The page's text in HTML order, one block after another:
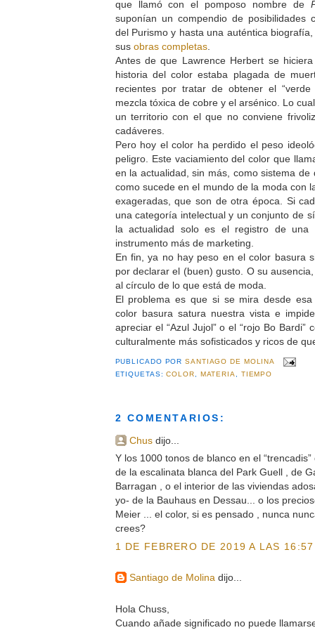
que llamó con el pomposo nombre de
suponían un compendio de posibilidades
del Purismo y hasta una auténtica
sus obras completas.
Antes de que Lawrence Herbert se
historia del color estaba plagada de
recientes por tratar de obtener el
mezcla tóxica de cobre y el arsénico. Lo
un territorio con el que no conviene
cadáveres.
Pero hoy el color ha perdido el peso
peligro. Este vaciamiento del color que
en la actualidad, sin más, como sistema de
como sucede en el mundo de la moda con
exageradas, que son de otra época. Si
una categoría intelectual y un conjunto de
la actualidad solo es el registro de una
instrumento más de marketing.
En fin, ya no hay peso en el color basura
por declarar el (buen) gusto. O su
al círculo de lo que está de moda.
El problema es que si se mira desde
color basura satura nuestra vista e
apreciar el “Azul Jujol” o el “rojo Bo Bardi”
culturalmente más sofisticados y ricos de
PUBLICADO PORSANTIAGO DE MOLINA
ETIQUETAS:COLOR, MATERIA, TIEMPO
2 COMENTARIOS:
Chusdijo...
Y los 1000 tonos de blanco en el
de la escalinata blanca del Park Guell , de
Barragan , o el interior de las viviendas
yo- de la Bauhaus en Dessau... o los
Meier ... el color, si es pensado , nunca
crees?
1 DE FEBRERO DE 2019 A LAS 16:57
Santiago de Molina dijo...
Hola Chuss,
Cuando añade significado no puede